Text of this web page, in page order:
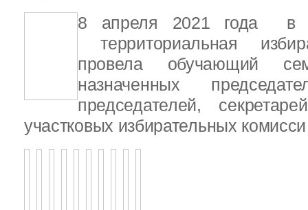
8 апреля 2021 года в
территориальная
провела обучающий
назначенных
председателей,
участковых избирательных комисси